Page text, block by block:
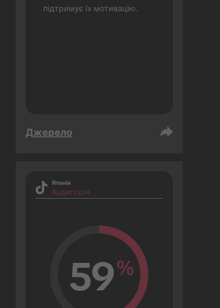
підтримує їх мотивацію.
Джерело
Японія
Аудиторія
59%